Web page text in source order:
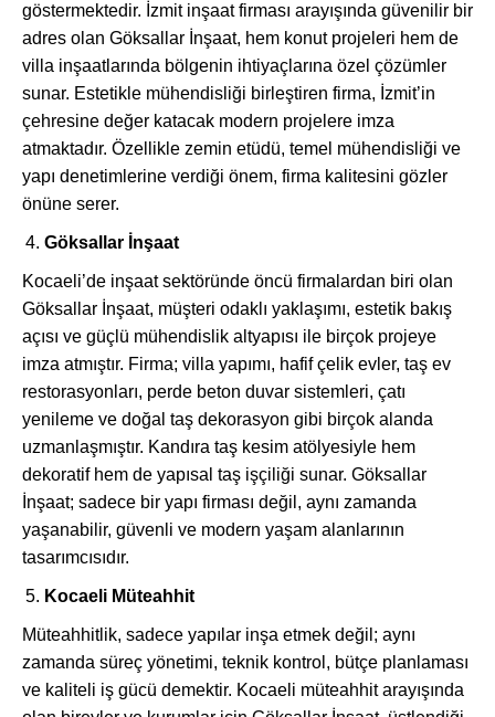
göstermektedir. İzmit inşaat firması arayışında güvenilir bir
adres olan Göksallar İnşaat, hem konut projeleri hem de
villa inşaatlarında bölgenin ihtiyaçlarına özel çözümler
sunar. Estetikle mühendisliği birleştiren firma, İzmit’in
çehresine değer katacak modern projelere imza
atmaktadır. Özellikle zemin etüdü, temel mühendisliği ve
yapı denetimlerine verdiği önem, firma kalitesini gözler
önüne serer.
Göksallar İnşaat
Kocaeli’de inşaat sektöründe öncü firmalardan biri olan
Göksallar İnşaat, müşteri odaklı yaklaşımı, estetik bakış
açısı ve güçlü mühendislik altyapısı ile birçok projeye
imza atmıştır. Firma; villa yapımı, hafif çelik evler, taş ev
restorasyonları, perde beton duvar sistemleri, çatı
yenileme ve doğal taş dekorasyon gibi birçok alanda
uzmanlaşmıştır. Kandıra taş kesim atölyesiyle hem
dekoratif hem de yapısal taş işçiliği sunar. Göksallar
İnşaat; sadece bir yapı firması değil, aynı zamanda
yaşanabilir, güvenli ve modern yaşam alanlarının
tasarımcısıdır.
Kocaeli Müteahhit
Müteahhitlik, sadece yapılar inşa etmek değil; aynı
zamanda süreç yönetimi, teknik kontrol, bütçe planlaması
ve kaliteli iş gücü demektir. Kocaeli müteahhit arayışında